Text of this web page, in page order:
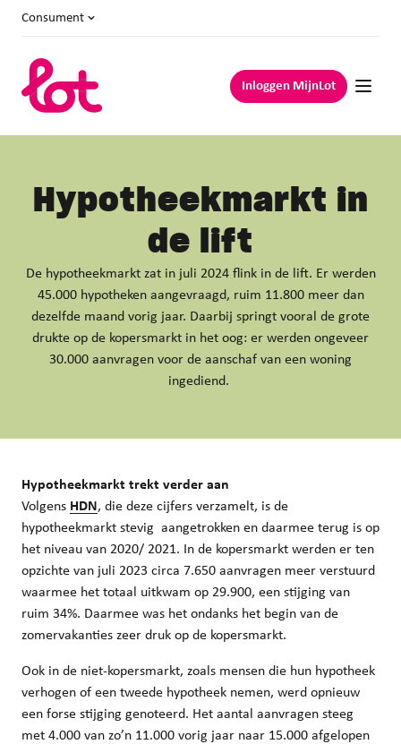
Consument
Inloggen MijnLot
Hypotheekmarkt in
de lift
De hypotheekmarkt zat in juli 2024 flink in de lift. Er werden
45.000 hypotheken aangevraagd, ruim 11.800 meer dan
dezelfde maand vorig jaar. Daarbij springt vooral de grote
drukte op de kopersmarkt in het oog: er werden ongeveer
30.000 aanvragen voor de aanschaf van een woning
ingediend.
Hypotheekmarkt trekt verder aan
Volgens HDN, die deze cijfers verzamelt, is de
hypotheekmarkt stevig aangetrokken en daarmee terug is op
het niveau van 2020/ 2021. In de kopersmarkt werden er ten
opzichte van juli 2023 circa 7.650 aanvragen meer verstuurd
waarmee het totaal uitkwam op 29.900, een stijging van
ruim 34%. Daarmee was het ondanks het begin van de
zomervakanties zeer druk op de kopersmarkt.
Ook in de niet-kopersmarkt, zoals mensen die hun hypotheek
verhogen of een tweede hypotheek nemen, werd opnieuw
een forse stijging genoteerd. Het aantal aanvragen steeg
met 4.000 van zo’n 11.000 vorig jaar naar 15.000 afgelopen